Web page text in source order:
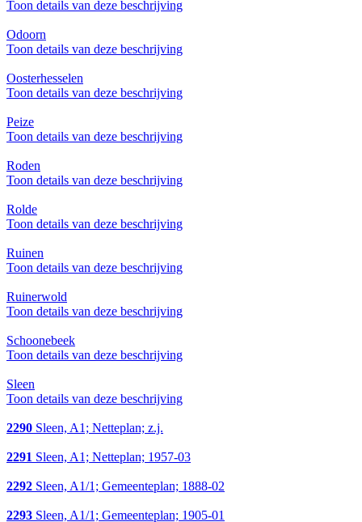
Toon details van deze beschrijving
Odoorn
Toon details van deze beschrijving
Oosterhesselen
Toon details van deze beschrijving
Peize
Toon details van deze beschrijving
Roden
Toon details van deze beschrijving
Rolde
Toon details van deze beschrijving
Ruinen
Toon details van deze beschrijving
Ruinerwold
Toon details van deze beschrijving
Schoonebeek
Toon details van deze beschrijving
Sleen
Toon details van deze beschrijving
2290 Sleen, A1; Netteplan; z.j.
2291 Sleen, A1; Netteplan; 1957-03
2292 Sleen, A1/1; Gemeenteplan; 1888-02
2293 Sleen, A1/1; Gemeenteplan; 1905-01